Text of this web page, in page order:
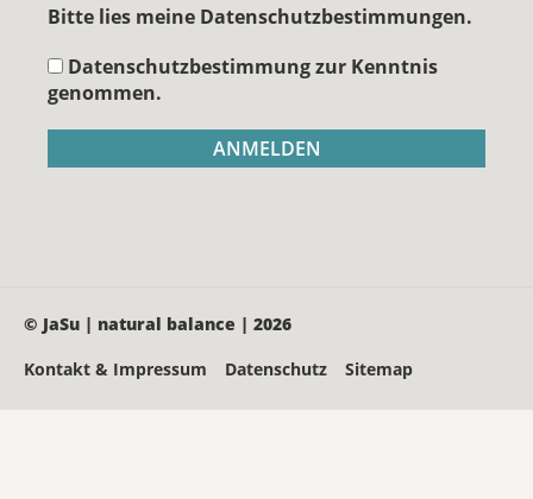
Bitte lies meine Datenschutzbestimmungen.
Datenschutzbestimmung zur Kenntnis
genommen.
© JaSu | natural balance | 2026
Kontakt & Impressum Datenschutz Sitemap